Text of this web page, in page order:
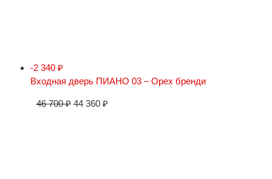
-2 340 ₽
Входная дверь ПИАНО 03 – Орех бренди
46 700₽ 44 360 ₽